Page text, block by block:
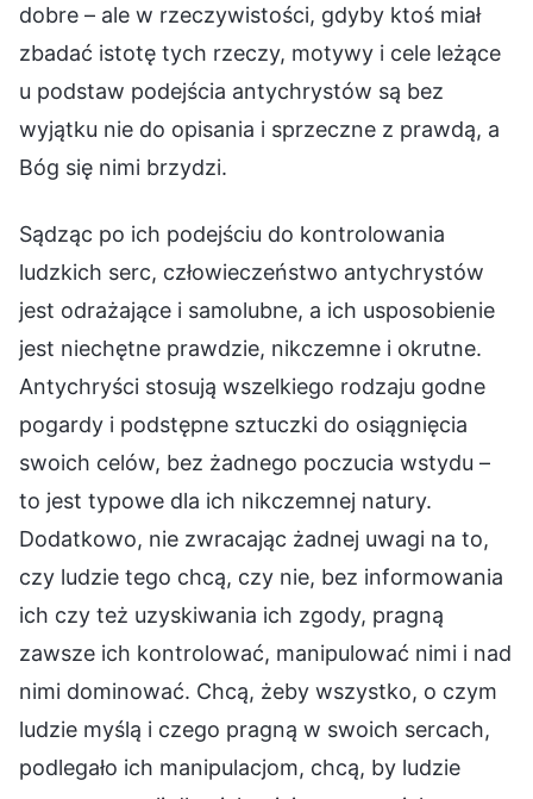
dobre – ale w rzeczywistości, gdyby ktoś miał
zbadać istotę tych rzeczy, motywy i cele leżące
u podstaw podejścia antychrystów są bez
wyjątku nie do opisania i sprzeczne z prawdą, a
Bóg się nimi brzydzi.
Sądząc po ich podejściu do kontrolowania
ludzkich serc, człowieczeństwo antychrystów
jest odrażające i samolubne, a ich usposobienie
jest niechętne prawdzie, nikczemne i okrutne.
Antychryści stosują wszelkiego rodzaju godne
pogardy i podstępne sztuczki do osiągnięcia
swoich celów, bez żadnego poczucia wstydu –
to jest typowe dla ich nikczemnej natury.
Dodatkowo, nie zwracając żadnej uwagi na to,
czy ludzie tego chcą, czy nie, bez informowania
ich czy też uzyskiwania ich zgody, pragną
zawsze ich kontrolować, manipulować nimi i nad
nimi dominować. Chcą, żeby wszystko, o czym
ludzie myślą i czego pragną w swoich sercach,
podlegało ich manipulacjom, chcą, by ludzie